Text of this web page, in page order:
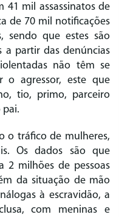
41 mil assassinatos de
de 70 mil notificações
sendo que estes são
a partir das denúncias
não têm se
o agressor, este que
tio, primo, parceiro
pai.
o tráfico de mulheres,
Os dados são que
2 milhões de pessoas
da situação de mão
à escravidão, a
com meninas e